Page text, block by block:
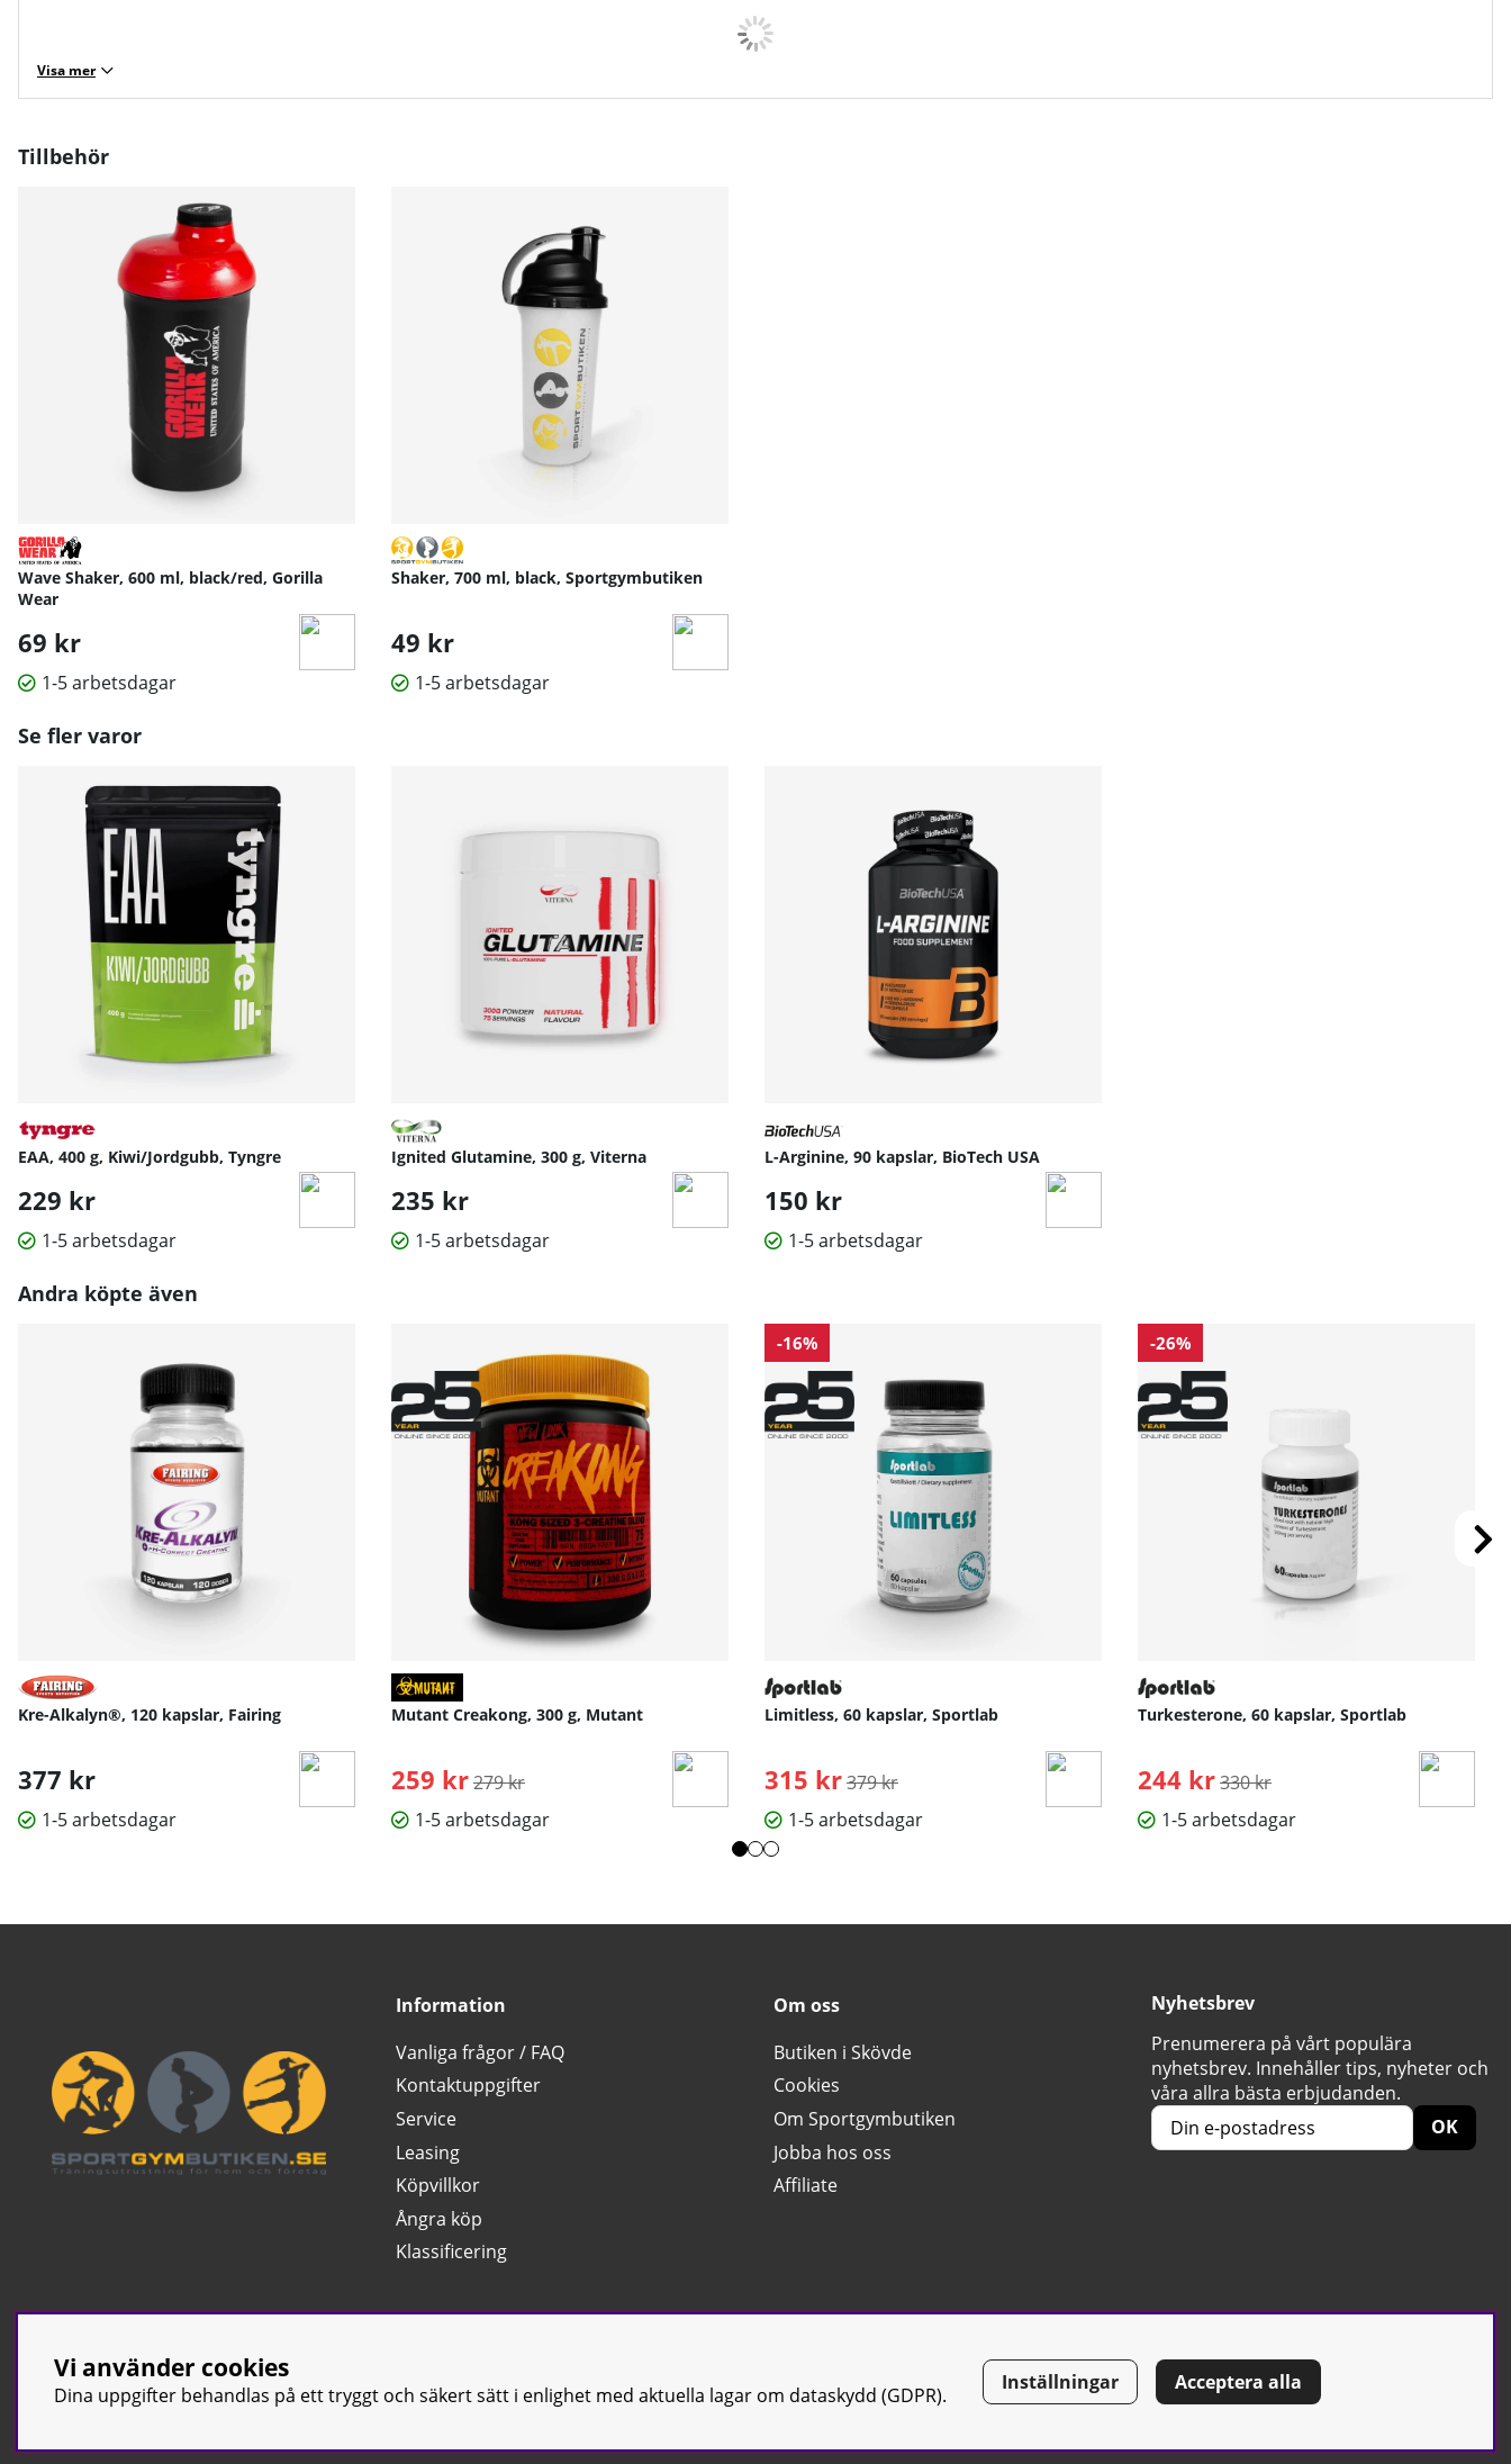
Visa mer
Tillbehör
Wave Shaker, 600 ml, black/red, Gorilla
Wear
69 kr
1-5 arbetsdagar
Shaker, 700 ml, black, Sportgymbutiken
49 kr
1-5 arbetsdagar
Se fler varor
EAA, 400 g, Kiwi/Jordgubb, Tyngre
229 kr
1-5 arbetsdagar
Ignited Glutamine, 300 g, Viterna
235 kr
1-5 arbetsdagar
L-Arginine, 90 kapslar, BioTech USA
150 kr
1-5 arbetsdagar
Andra köpte även
Kre-Alkalyn®, 120 kapslar, Fairing
377 kr
1-5 arbetsdagar
Mutant Creakong, 300 g, Mutant
259 kr Ordinarie pris:
279 kr
1-5 arbetsdagar
-16%
Limitless, 60 kapslar, Sportlab
315 kr Ordinarie pris:
379 kr
1-5 arbetsdagar
-26%
Turkesterone, 60 kapslar, Sportlab
244 kr Ordinarie pris:
330 kr
1-5 arbetsdagar
Information
Vanliga frågor / FAQ
Kontaktuppgifter
Service
Leasing
Köpvillkor
Ångra köp
Klassificering
Om oss
Butiken i Skövde
Cookies
Om Sportgymbutiken
Jobba hos oss
Affiliate
Nyhetsbrev
Prenumerera på vårt populära
nyhetsbrev. Innehåller tips, nyheter och
våra allra bästa erbjudanden.
OK
© Sport & Gym Butiken JTC AB |Kontakta oss| All rights reserved | Org.nr: 556668-7058 | Tel: 0500-42 87 00
Vi använder cookies
Dina uppgifter behandlas på ett tryggt och säkert sätt i enlighet med aktuella lagar om dataskydd (GDPR).
Inställningar Acceptera alla